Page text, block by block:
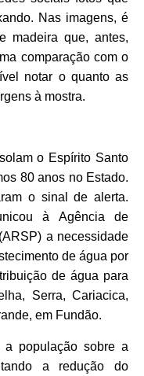
Nas imagens, é
madeira que, antes,
comparação com o
notar o quanto as
à mostra.
o Espírito Santo
80 anos no Estado.
o sinal de alerta.
à Agência de
a necessidade
de água por
de água para
Serra, Cariacica,
em Fundão.
a população sobre a
a redução do